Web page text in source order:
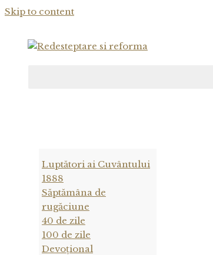
Skip to content
Luptători ai Cuvântului
1888
Săptămâna de
rugăciune
40 de zile
100 de zile
Devoțional